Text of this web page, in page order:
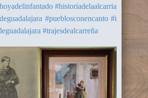
#historiadelaalcarria
#pueblosconencanto #i
#trajesdealcarreña